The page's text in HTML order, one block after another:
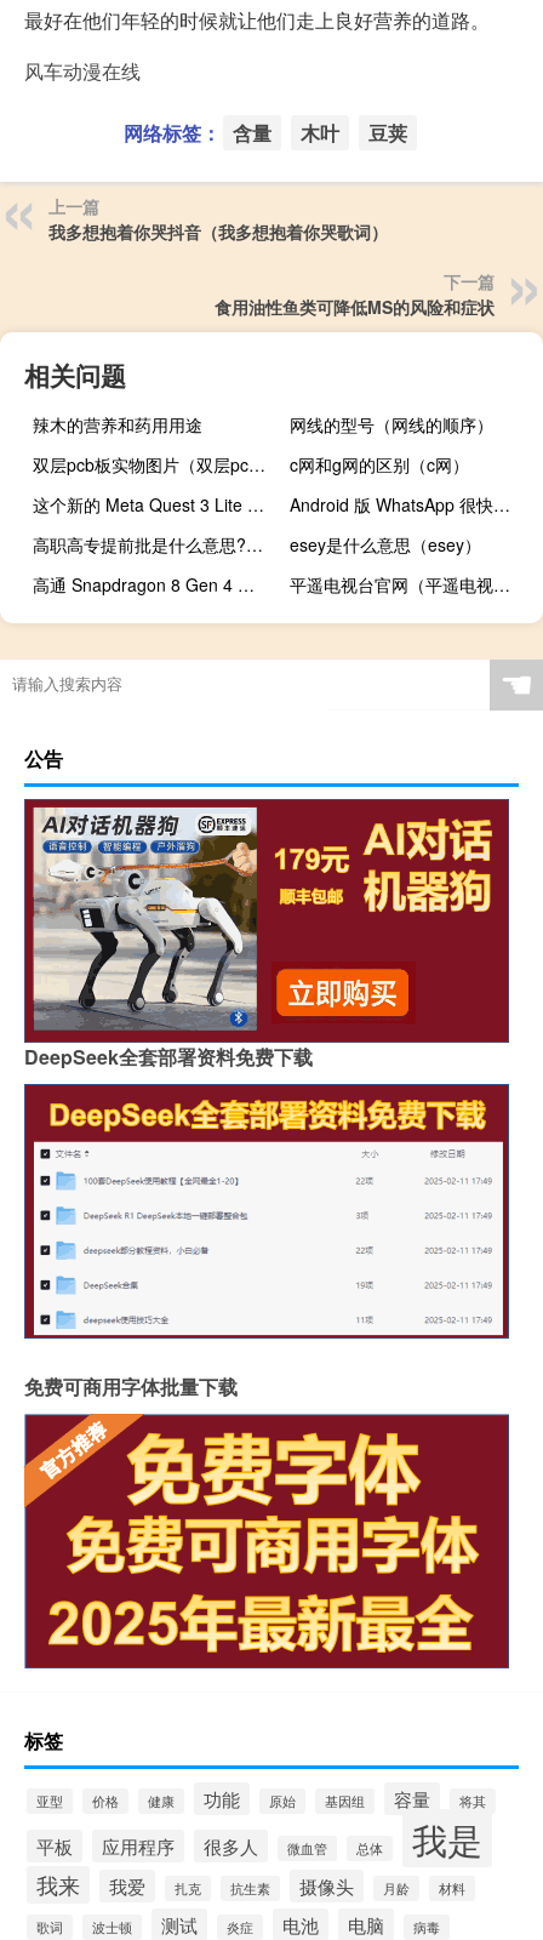
最好在他们年轻的时候就让他们走上良好营养的道路。
风车动漫在线
网络标签： 含量 木叶 豆荚
上一篇
我多想抱着你哭抖音（我多想抱着你哭歌词）
下一篇
食用油性鱼类可降低MS的风险和症状
相关问题
辣木的营养和药用用途
网线的型号（网线的顺序）
双层pcb板实物图片（双层pcb板）
c网和g网的区别（c网）
这个新的 Meta Quest 3 Lite 泄露看起来很疯狂
Android 版 WhatsApp 很快就会获得 iOS 独有的功能
高职高专提前批是什么意思?（高职高专提前批是什么意思）
esey是什么意思（esey）
高通 Snapdragon 8 Gen 4 的功耗
平遥电视台官网（平遥电视台现场直播）
☚
公告
DeepSeek全套部署资料免费下载
免费可商用字体批量下载
标签
亚型 价格 健康 功能 原始 基因组 容量 将其
平板 应用程序 很多人 微血管 总体 我是
我来 我爱 扎克 抗生素 摄像头 月龄 材料
歌词 波士顿 测试 炎症 电池 电脑 病毒